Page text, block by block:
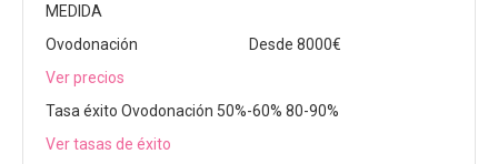
MEDIDA
Ovodonación
Desde 8000€
Ver precios
Tasa éxito Ovodonación 50%-60% 80-90%
Ver tasas de éxito